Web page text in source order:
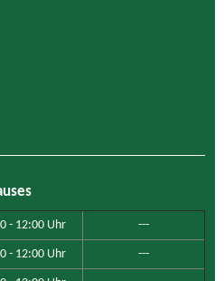
- 12:00 Uhr ---
- 12:00 Uhr ---